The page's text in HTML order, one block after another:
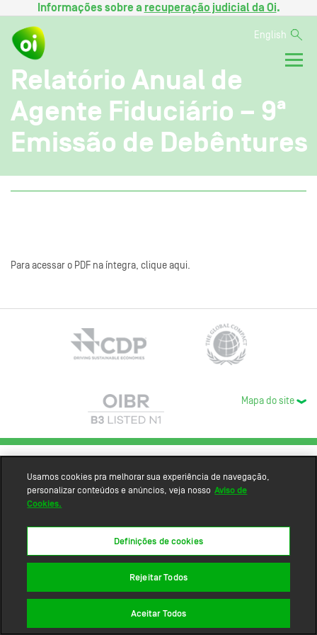
Informações sobre a recuperação judicial da Oi.
English
Relatório Anual de
Agente Fiduciário – 9ª
Emissão de Debêntures
Para acessar o PDF na íntegra, clique aqui.
Mapa do site
Usamos cookies pra melhorar sua experiência de navegação,
personalizar conteúdos e anúncios, veja nosso Aviso de
Cookies.
Definições de cookies
Rejeitar Todos
Aceitar Todos